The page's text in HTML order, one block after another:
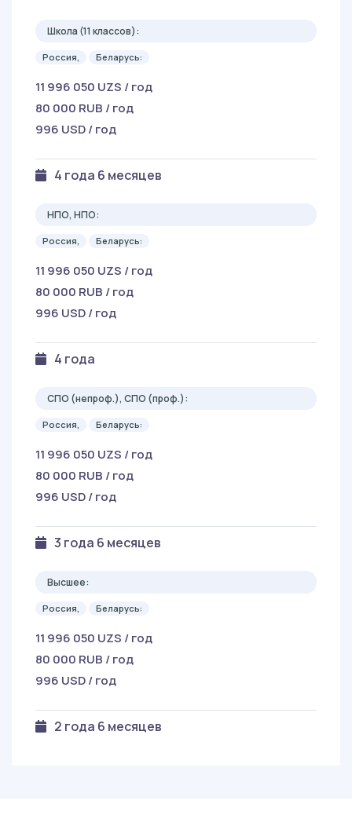
Школа (11 классов):
Россия, Беларусь:
11 996 050 UZS / год
80 000 RUB / год
996 USD / год
4 года 6 месяцев
НПО, НПО:
Россия, Беларусь:
11 996 050 UZS / год
80 000 RUB / год
996 USD / год
4 года
СПО (непроф.), СПО (проф.):
Россия, Беларусь:
11 996 050 UZS / год
80 000 RUB / год
996 USD / год
3 года 6 месяцев
Высшее:
Россия, Беларусь:
11 996 050 UZS / год
80 000 RUB / год
996 USD / год
2 года 6 месяцев